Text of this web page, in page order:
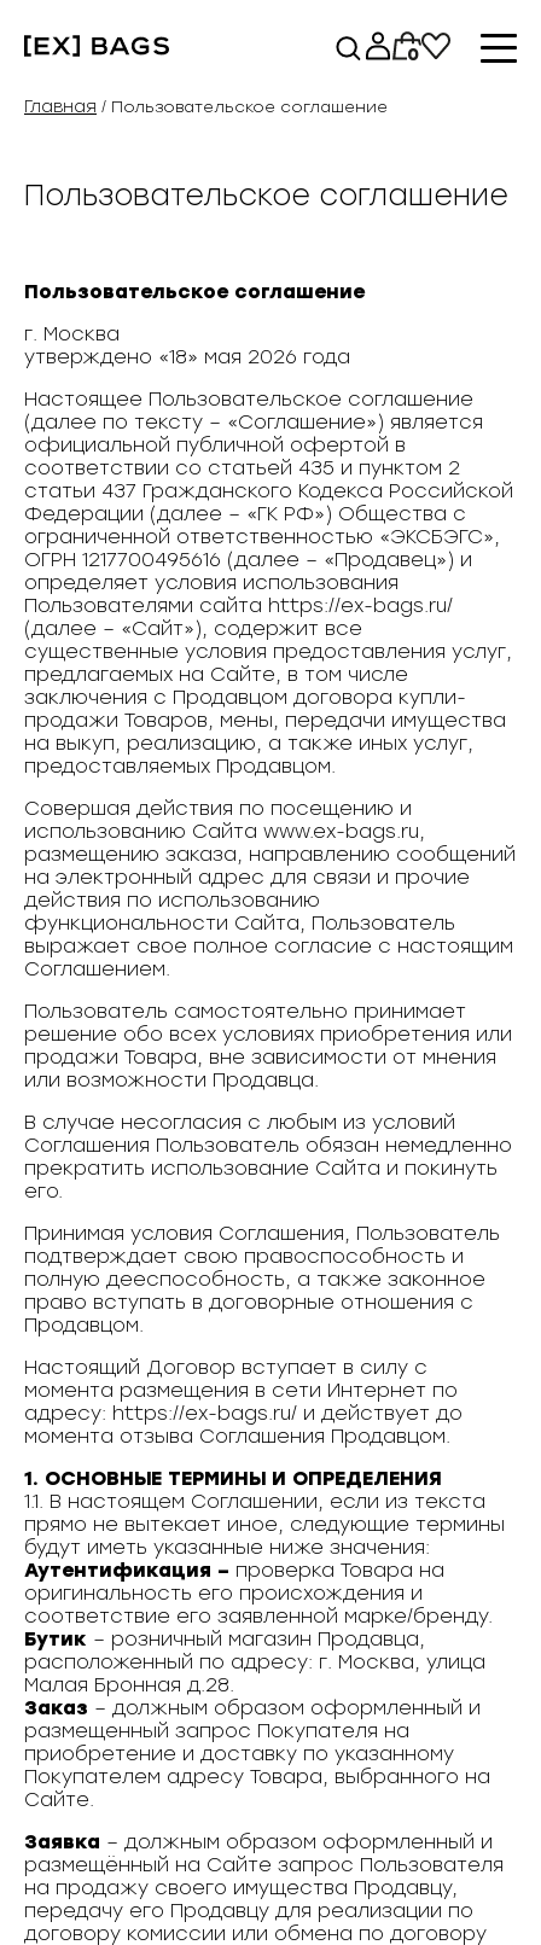
содержимому
0
Главная / Пользовательское соглашение
Пользовательское соглашение
Пользовательское соглашение
г. Москва
утверждено «18» мая 2026 года
Настоящее Пользовательское соглашение
(далее по тексту – «Соглашение») является
официальной публичной офертой в
соответствии со статьей 435 и пунктом 2
статьи 437 Гражданского Кодекса Российской
Федерации (далее – «ГК РФ») Общества с
ограниченной ответственностью «ЭКСБЭГС»,
ОГРН 1217700495616 (далее – «Продавец») и
определяет условия использования
Пользователями сайта https://ex-bags.ru/
(далее – «Сайт»), содержит все
существенные условия предоставления услуг,
предлагаемых на Сайте, в том числе
заключения с Продавцом договора купли-
продажи Товаров, мены, передачи имущества
на выкуп, реализацию, а также иных услуг,
предоставляемых Продавцом.
Совершая действия по посещению и
использованию Сайта www.ex-bags.ru,
размещению заказа, направлению сообщений
на электронный адрес для связи и прочие
действия по использованию
функциональности Сайта, Пользователь
выражает свое полное согласие с настоящим
Соглашением.
Пользователь самостоятельно принимает
решение обо всех условиях приобретения или
продажи Товара, вне зависимости от мнения
или возможности Продавца.
В случае несогласия с любым из условий
Соглашения Пользователь обязан немедленно
прекратить использование Сайта и покинуть
его.
Принимая условия Соглашения, Пользователь
подтверждает свою правоспособность и
полную дееспособность, а также законное
право вступать в договорные отношения с
Продавцом.
Настоящий Договор вступает в силу с
момента размещения в сети Интернет по
адресу: https://ex-bags.ru/ и действует до
момента отзыва Соглашения Продавцом.
1. ОСНОВНЫЕ ТЕРМИНЫ И ОПРЕДЕЛЕНИЯ
1.1. В настоящем Соглашении, если из текста
прямо не вытекает иное, следующие термины
будут иметь указанные ниже значения:
Аутентификация – проверка Товара на
оригинальность его происхождения и
соответствие его заявленной марке/бренду.
Бутик – розничный магазин Продавца,
расположенный по адресу: г. Москва, улица
Малая Бронная д.28.
Заказ – должным образом оформленный и
размещенный запрос Покупателя на
приобретение и доставку по указанному
Покупателем адресу Товара, выбранного на
Сайте.
Заявка – должным образом оформленный и
размещённый на Сайте запрос Пользователя
на продажу своего имущества Продавцу,
передачу его Продавцу для реализации по
договору комиссии или обмена по договору